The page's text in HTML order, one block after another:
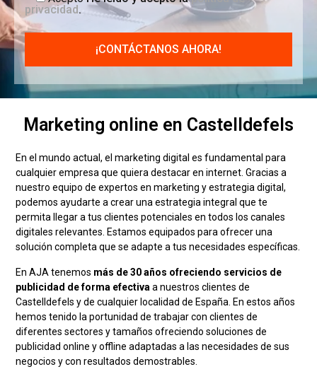
privacidad.
Marketing online en Castelldefels
En el mundo actual, el marketing digital es fundamental para
cualquier empresa que quiera destacar en internet. Gracias a
nuestro equipo de expertos en marketing y estrategia digital,
podemos ayudarte a crear una estrategia integral que te
permita llegar a tus clientes potenciales en todos los canales
digitales relevantes. Estamos equipados para ofrecer una
solución completa que se adapte a tus necesidades específicas.
En AJA tenemos más de 30 años ofreciendo servicios de
publicidad de forma efectiva a nuestros clientes de
Castelldefels y de cualquier localidad de España. En estos años
hemos tenido la portunidad de trabajar con clientes de
diferentes sectores y tamaños ofreciendo soluciones de
publicidad online y offline adaptadas a las necesidades de sus
negocios y con resultados demostrables.